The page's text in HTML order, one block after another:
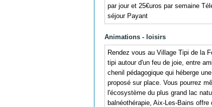
par jour et 25€uros par semaine
séjour Payant
Animations - loisirs
Rendez vous au Village Tipi de la
tipi autour d'un feu de joie, entre
chenil pédagogique qui héberge
proposé sur place. Vous pourrez
l'écosystème du plus grand lac
balnéothérapie, Aix-Les-Bains